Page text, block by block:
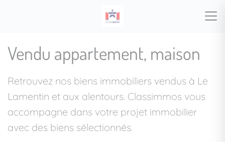
Vendu appartement, maison
Retrouvez nos biens immobiliers vendus à Le
Lamentin et aux alentours. Classimmos vous
accompagne dans votre projet immobilier
avec des biens sélectionnés.